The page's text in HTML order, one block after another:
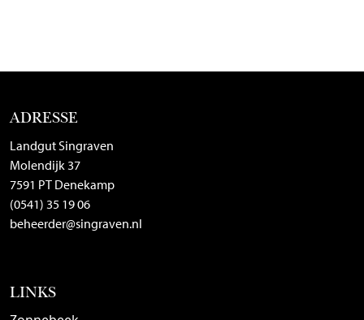
ADRESSE
Landgut Singraven
Molendijk 37
7591 PT Denekamp
(0541) 35 19 06
beheerder@singraven.nl
LINKS